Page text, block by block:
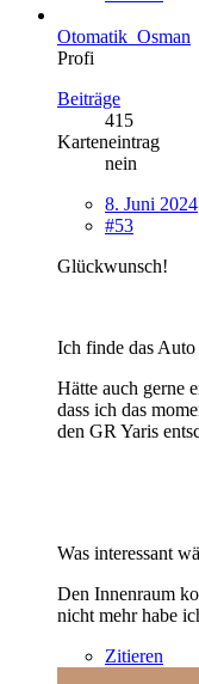
Otomatik_Osman
Profi
Beiträge
415
Karteneintrag
nein
8. Juni 2024
#53
Glückwunsch!
Ich finde das
Hätte auch gerne
dass ich das
den GR Yaris
Was interessant
Den Innenraum
nicht mehr habe
Zitieren